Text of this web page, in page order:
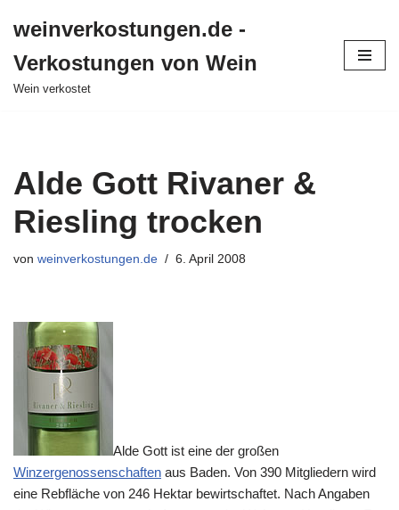
Inhalt
springen
weinverkostungen.de -
Verkostungen von Wein
Wein verkostet
Alde Gott Rivaner &
Riesling trocken
von weinverkostungen.de 6. April 2008
Alde Gott ist eine der großen
Winzergenossenschaften aus Baden. Von 390 Mitgliedern wird
eine Rebfläche von 246 Hektar bewirtschaftet. Nach Angaben